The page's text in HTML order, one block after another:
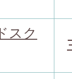
スク